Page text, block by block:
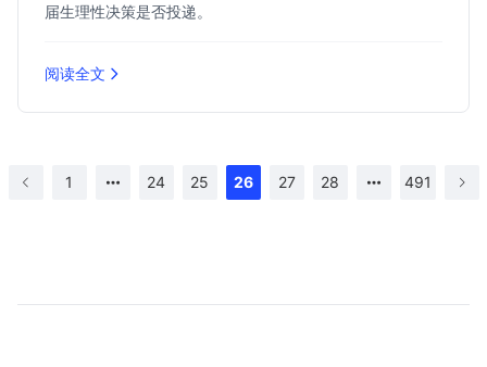
届生理性决策是否投递。
阅读全文
1 24 25 26 27 28 491